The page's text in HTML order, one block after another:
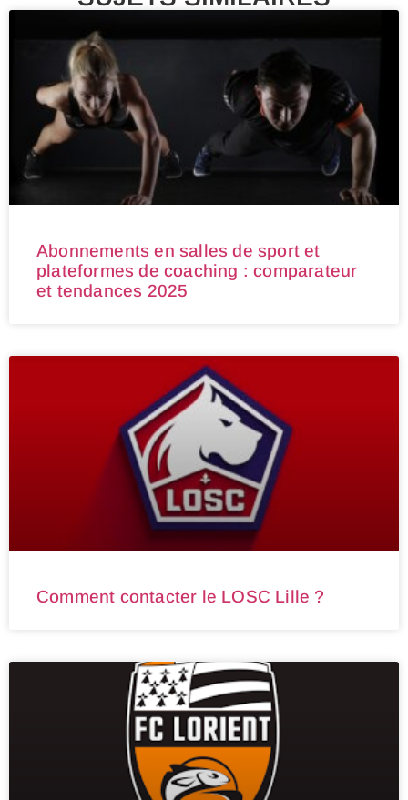
Abonnements en salles de sport et
plateformes de coaching : comparateur
et tendances 2025
Comment contacter le LOSC Lille ?